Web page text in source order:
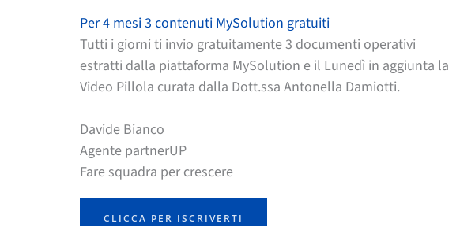
Per 4 mesi 3 contenuti MySolution gratuiti
Tutti i giorni ti invio gratuitamente 3 documenti operativi
estratti dalla piattaforma MySolution e il Lunedì in aggiunta la
Video Pillola curata dalla Dott.ssa Antonella Damiotti.
Davide Bianco
Agente partnerUP
Fare squadra per crescere
CLICCA PER ISCRIVERTI